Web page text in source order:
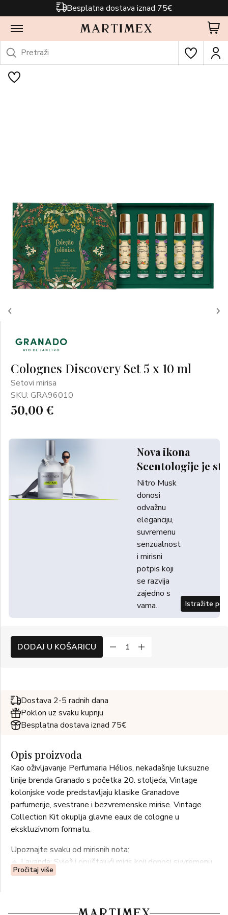
Besplatna dostava iznad 75€
Colognes Discovery Set 5 x 10 ml
Setovi mirisa
SKU: GRA96010
50,00 €
Nova ikona
Scentologije je
Nitro Musk
donosi
odvažnu
eleganciju,
suvremenu
senzualnost
i mirisni
potpis koji
se razvija
zajedno s
vama.
Istražite
DODAJ U KOŠARICU
Dostava 2-5 radnih dana
Poklon uz svaku kupnju
Besplatna dostava iznad 75€
Opis proizvoda
Kao oživljavanje Perfumaria Hélios, nekadašnje luksuzne
linije brenda Granado s početka 20. stoljeća, Vintage
kolonjske vode predstavljaju klasike Granadove
parfumerije, svestrane i bezvremenske mirise. Vintage
Collection Kit okuplja glavne eaux de cologne u
ekskluzivnom formatu.
Upoznajte svaku od mirisnih nota:
🔹 Lavanda: Svjež i opuštajući miris koji donosi suvremenu
interpretaciju lavande, naglašavajući njezinu rustikalnost i
notama limete, koje se zatim stapaju s cvjetnim i
Pročitaj više